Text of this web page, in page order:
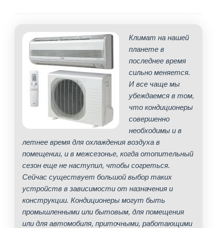
Климат на нашей
планете в
последнее время
сильно меняется.
И все чаще мы
убеждаемся в том,
что кондиционеры
совершенно
необходимы и в
летнее время для охлаждения воздуха в
помещении, и в межсезонье, когда отопительный
сезон еще не наступил, чтобы согреться.
Сейчас существует большой выбор таких
устройств в зависимости от назначения и
конструкции. Кондиционеры могут быть
промышленными или бытовым, для помещения
или для автомобиля, приточными, работающими